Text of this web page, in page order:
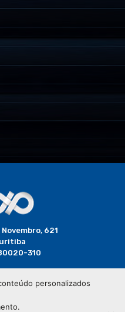
Novembro, 621
310
3320-2929personalizados